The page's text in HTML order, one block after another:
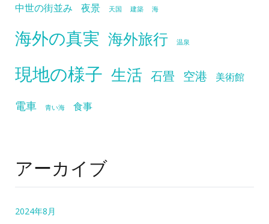
中世の街並み
夜景 天国 建築 海
海外の真実 海外旅行 温泉
現地の様子 生活 石畳 空港 美術館
電車 青い海 食事
アーカイブ
2024年8月